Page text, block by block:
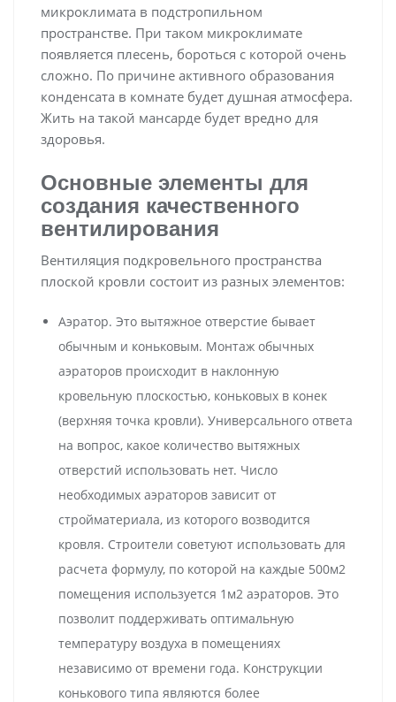
микроклимата в подстропильном
пространстве. При таком микроклимате
появляется плесень, бороться с которой очень
сложно. По причине активного образования
конденсата в комнате будет душная атмосфера.
Жить на такой мансарде будет вредно для
здоровья.
Основные элементы для
создания качественного
вентилирования
Вентиляция подкровельного пространства
плоской кровли состоит из разных элементов:
Аэратор. Это вытяжное отверстие бывает
обычным и коньковым. Монтаж обычных
аэраторов происходит в наклонную
кровельную плоскостью, коньковых в конек
(верхняя точка кровли). Универсального ответа
на вопрос, какое количество вытяжных
отверстий использовать нет. Число
необходимых аэраторов зависит от
стройматериала, из которого возводится
кровля. Строители советуют использовать для
расчета формулу, по которой на каждые 500м2
помещения используется 1м2 аэраторов. Это
позволит поддерживать оптимальную
температуру воздуха в помещениях
независимо от времени года. Конструкции
конькового типа являются более